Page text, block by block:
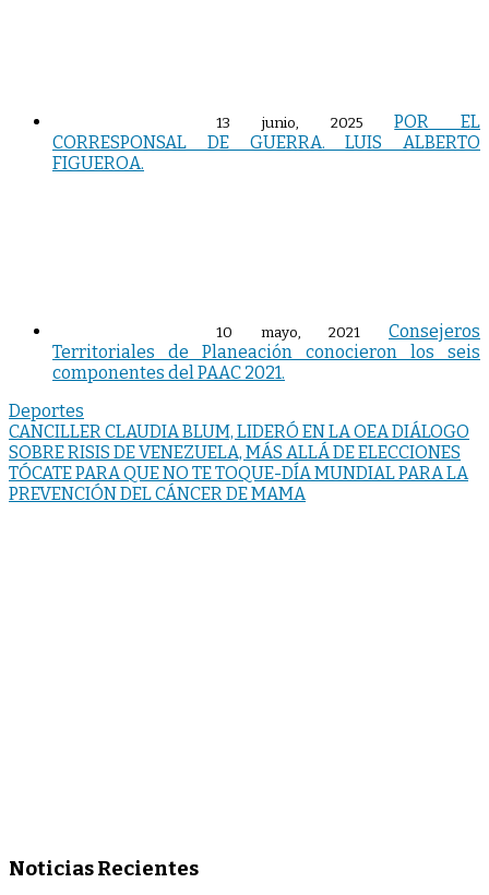
13 junio, 2025
POR EL
CORRESPONSAL DE GUERRA. LUIS ALBERTO
FIGUEROA.
10 mayo, 2021
Consejeros
Territoriales de Planeación conocieron los seis
componentes del PAAC 2021.
Deportes
Navegación
de
entradas
CANCILLER CLAUDIA BLUM, LIDERÓ EN LA OEA DIÁLOGO
SOBRE RISIS DE VENEZUELA, MÁS ALLÁ DE ELECCIONES
TÓCATE PARA QUE NO TE TOQUE-DÍA MUNDIAL PARA LA
PREVENCIÓN DEL CÁNCER DE MAMA
Noticias Recientes